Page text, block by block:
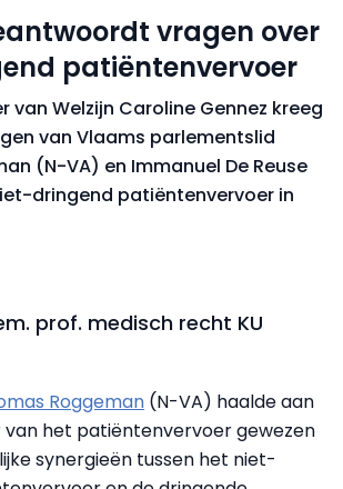
vragen over
patiëntenvervoer
van Welzijn Caroline Gennez kreeg
van Vlaams parlementslid
(N-VA) en Immanuel De Reuse
dringend patiëntenvervoer in
prof. medisch recht KU
Roggeman (N-VA) haalde aan
het patiëntenvervoer gewezen
synergieën tussen het niet-